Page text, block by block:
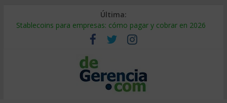
Última:
Stablecoins para empresas: cómo pagar y cobrar en 2026
Despido silencioso: qué es y por qué sale tan caro
IA en selección de personal: cómo auditarla a tiempo
Trabajo forzoso en la cadena de suministro: qué hacer
Mercado hispano de EE. UU.: cómo segmentarlo y venderle